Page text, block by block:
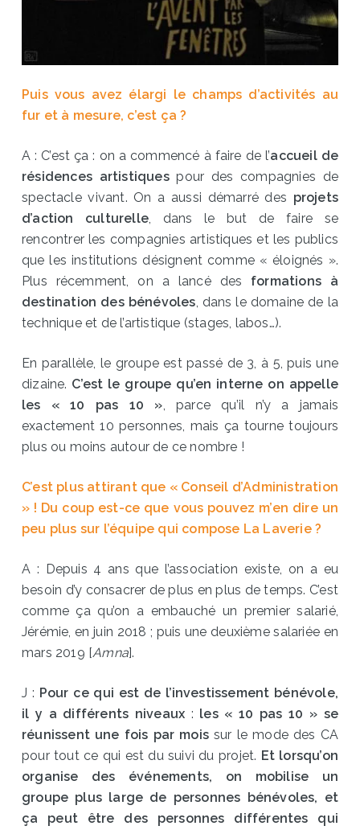
Puis vous avez élargi le champs d’activités au
fur et à mesure, c’est ça ?
A : C’est ça : on a commencé à faire de l’accueil de
résidences artistiquespour des compagnies de
spectacle vivant. On a aussi démarré des projets
d’action culturelle, dans le but de faire se
rencontrer les compagnies artistiques et les publics
que les institutions désignent comme « éloignés ».
Plus récemment, on a lancé des formations à
destination des bénévoles, dans le domaine de la
technique et de l’artistique (stages, labos…).
En parallèle, le groupe est passé de 3, à 5, puis une
dizaine. C’est le groupe qu’en interne on appelle
les « 10 pas 10 », parce qu’il n’y a jamais
exactement 10 personnes, mais ça tourne toujours
plus ou moins autour de ce nombre !
C’est plus attirant que « Conseil d’Administration
» ! Du coup est-ce que vous pouvez m’en dire un
peu plus sur l’équipe qui compose La Laverie ?
A : Depuis 4 ans que l’association existe, on a eu
besoin d’y consacrer de plus en plus de temps. C’est
comme ça qu’on a embauché un premier salarié,
Jérémie, en juin 2018 ; puis une deuxième salariée en
mars 2019 [Amna].
J : Pour ce qui est de l’investissement bénévole,
il y a différents niveaux : les « 10 pas 10 » se
réunissent une fois par moissur le mode des CA
pour tout ce qui est du suivi du projet. Et lorsqu’on
organise des événements, on mobilise un
groupe plus large de personnes bénévoles, et
ça peut être des personnes différentes qui